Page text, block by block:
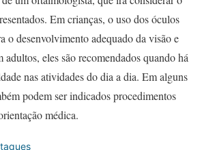
Em crianças, o uso dos óculos
o desenvolvimento adequado da visão e
adultos, eles são recomendados quando há
nas atividades do dia a dia. Em alguns
podem ser indicados procedimentos
médica.